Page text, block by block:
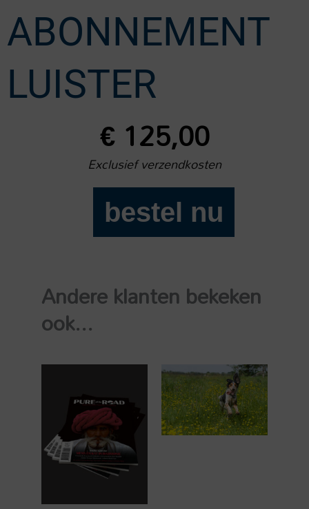
ABONNEMENT
LUISTER
€125,00
Exclusief verzendkosten
jaar
bestel nu
Andere klanten bekeken
ook...